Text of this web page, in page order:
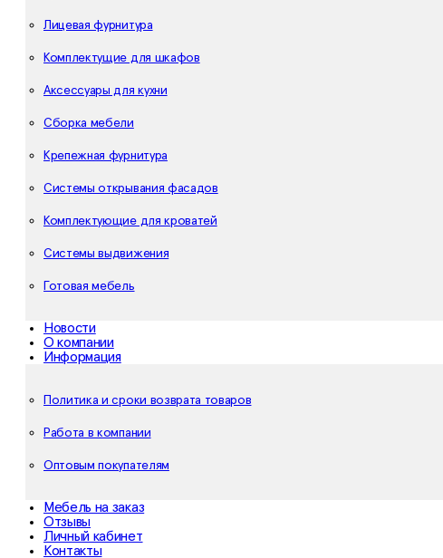
Лицевая фурнитура
Комплектущие для шкафов
Аксессуары для кухни
Сборка мебели
Крепежная фурнитура
Системы открывания фасадов
Комплектующие для кроватей
Системы выдвижения
Готовая мебель
Новости
О компании
Информация
Политика и сроки возврата товаров
Работа в компании
Оптовым покупателям
Мебель на заказ
Отзывы
Личный кабинет
Контакты